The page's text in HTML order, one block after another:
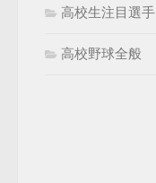
高校生注目選手
高校野球全般